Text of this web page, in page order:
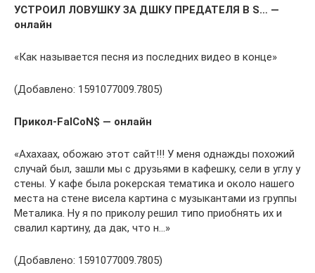
УСТРОИЛ ЛОВУШКУ ЗА ДШКУ ПРЕДАТЕЛЯ В S… —
онлайн
«Как называется песня из последних видео в конце»
(Добавлено: 1591077009.7805)
Прикол-FalCoN$ — онлайн
«Ахахаах, обожаю этот сайт!!! У меня однажды похожий
случай был, зашли мы с друзьями в кафешку, сели в углу у
стены. У кафе была рокерская тематика и около нашего
места на стене висела картина с музыкантами из группы
Металика. Ну я по приколу решил типо приобнять их и
свалил картину, да дак, что н…»
(Добавлено: 1591077009.7805)